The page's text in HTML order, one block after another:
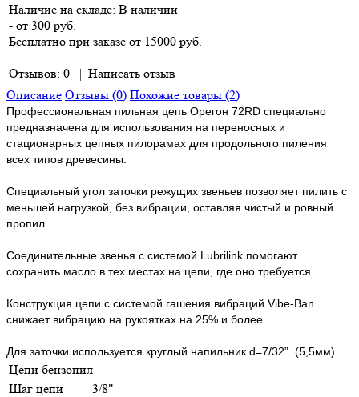
Наличие на складе: В наличии
- от 300 руб.
Бесплатно при заказе от 15000 руб.
Отзывов: 0 | Написать отзыв
Описание Отзывы (0) Похожие товары (2)
Профессиональная пильная цепь Орегон 72RD специально
предназначена для использования на переносных и
стационарных цепных пилорамах для продольного пиления
всех типов древесины.
Специальный угол заточки режущих звеньев позволяет пилить с
меньшей нагрузкой, без вибрации, оставляя чистый и ровный
пропил.
Соединительные звенья с системой Lubrilink помогают
сохранить масло в тех местах на цепи, где оно требуется.
Конструкция цепи с системой гашения вибраций Vibe-Ban
снижает вибрацию на рукоятках на 25% и более.
Для заточки используется круглый напильник d=7/32” (5,5мм)
Цепи бензопил
Шаг цепи
3/8"